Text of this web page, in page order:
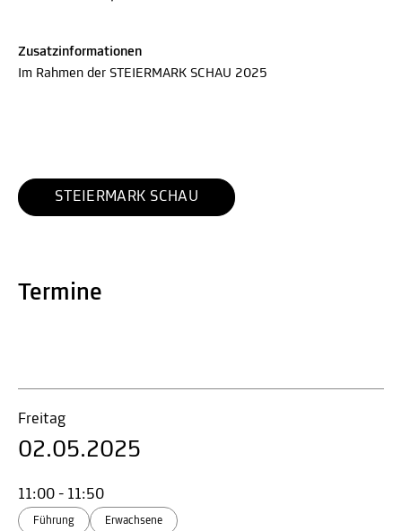
Zusatzinformationen
Im Rahmen der STEIERMARK SCHAU 2025
STEIERMARK SCHAU
Termine
Freitag
02.05.2025
11:00 - 11:50
Führung Erwachsene